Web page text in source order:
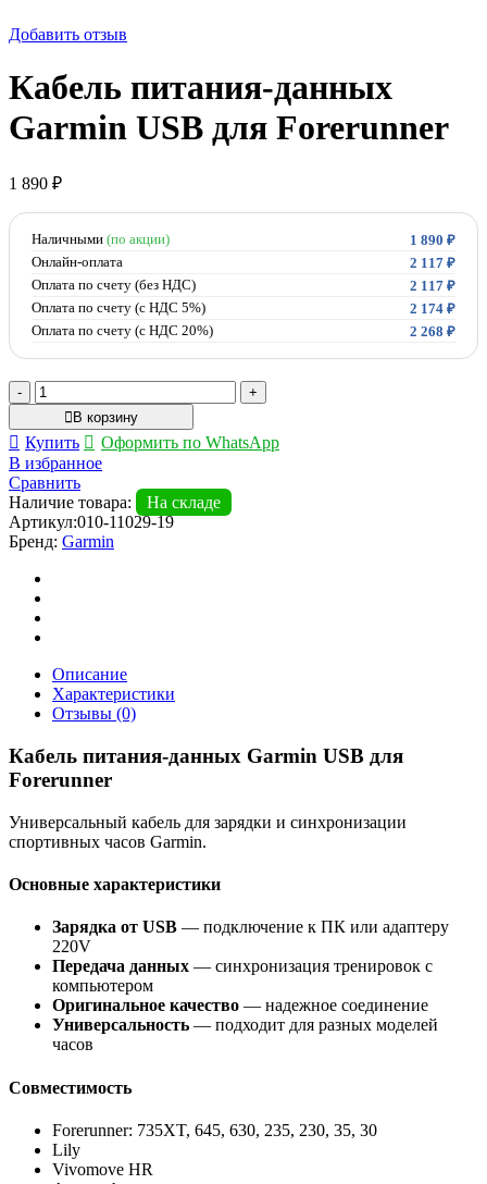
Добавить отзыв
Кабель питания-данных
Garmin USB для Forerunner
1 890 ₽
Наличными (по акции) 1 890 ₽
Онлайн-оплата
2 117 ₽
Оплата по счету (без НДС)
2 117 ₽
Оплата по счету (с НДС 5%)
2 174 ₽
Оплата по счету (с НДС 20%)
2 268 ₽
Количество
товара
Кабель
питания-
данных
Garmin
USB
для
Forerunner
В корзину
Купить
Оформить по WhatsApp
В избранное
Сравнить
Наличие товара:
На складе
Артикул:010-11029-19
Бренд: Garmin
Описание
Характеристики
Отзывы (0)
Кабель питания-данных Garmin USB для
Forerunner
Универсальный кабель для зарядки и синхронизации
спортивных часов Garmin.
Основные характеристики
Зарядка от USB — подключение к ПК или адаптеру
220V
Передача данных — синхронизация тренировок с
компьютером
Оригинальное качество — надежное соединение
Универсальность — подходит для разных моделей
часов
Совместимость
Forerunner: 735XT, 645, 630, 235, 230, 35, 30
Lily
Vivomove HR